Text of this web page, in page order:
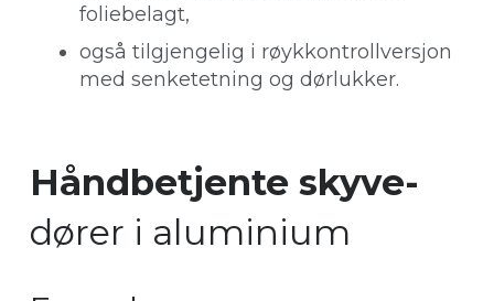
foliebelagt,
også tilgjengelig i røykkontrollversjon
med senketetning og dørlukker.
Håndbetjente skyve-
dører i aluminium